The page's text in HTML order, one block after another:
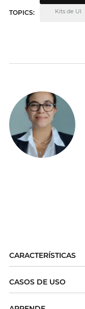
TOPICS: Kits de UI
CARACTERÍSTICAS
CASOS DE USO